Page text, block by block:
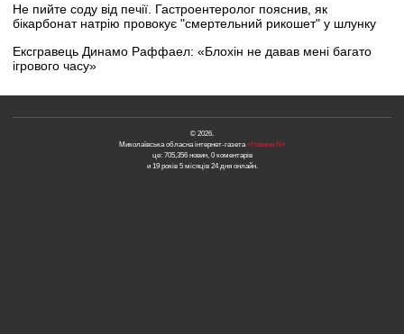
Не пийте соду від печії. Гастроентеролог пояснив, як
бікарбонат натрію провокує "смертельний рикошет" у шлунку
Ексгравець Динамо Раффаел: «Блохін не давав мені багато
ігрового часу»
© 2026.
Миколаївська обласна інтернет-газета«Новини N»
це: 705,356 новин, 0 коментарів
и 19 років 5 місяців 24 дня онлайн.